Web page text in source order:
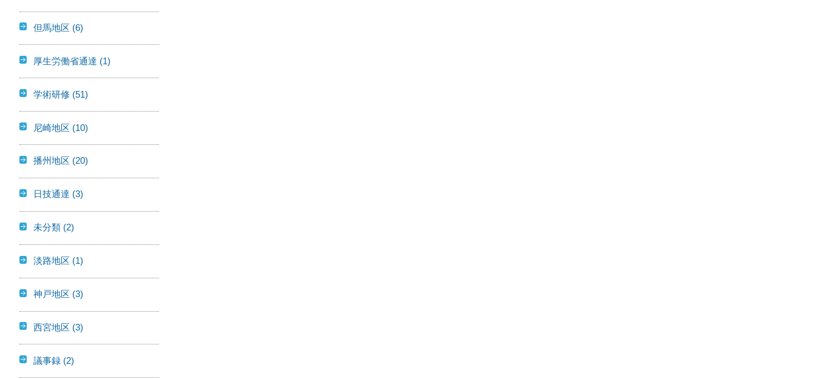
但馬地区 (6)
厚生労働省通達 (1)
学術研修 (51)
尼崎地区 (10)
播州地区 (20)
日技通達 (3)
未分類 (2)
淡路地区 (1)
神戸地区 (3)
西宮地区 (3)
議事録 (2)